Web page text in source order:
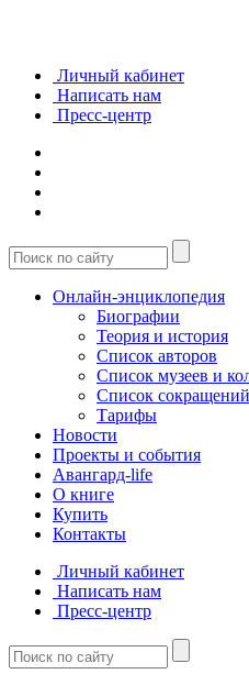
Личный кабинет
Написать нам
Пресс-центр
Онлайн-энциклопедия
Биографии
Теория и история
Список авторов
Список музеев и
Список сокращений
Тарифы
Новости
Проекты и события
Авангард-life
О книге
Купить
Контакты
Личный кабинет
Написать нам
Пресс-центр